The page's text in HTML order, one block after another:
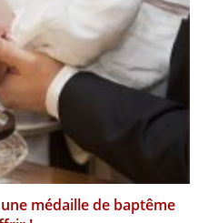
médaille de baptême